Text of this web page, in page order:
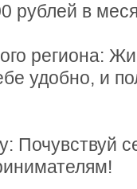
рублей в
региона:
удобно, и
Почувствуй